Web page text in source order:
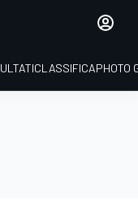
CLASSIFICAPHOTO